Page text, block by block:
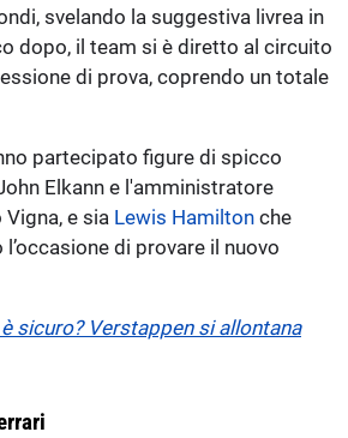
svelando la suggestiva livrea in
dopo, il team si è diretto al circuito
di prova, coprendo un totale
partecipato figure di spicco
Elkann e l'amministratore
e sia Lewis Hamilton che
di provare il nuovo
sicuro? Verstappen si allontana